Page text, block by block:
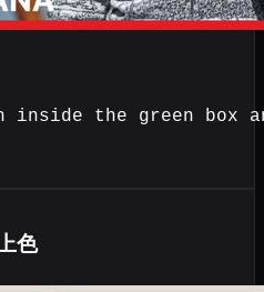
inside the green
色